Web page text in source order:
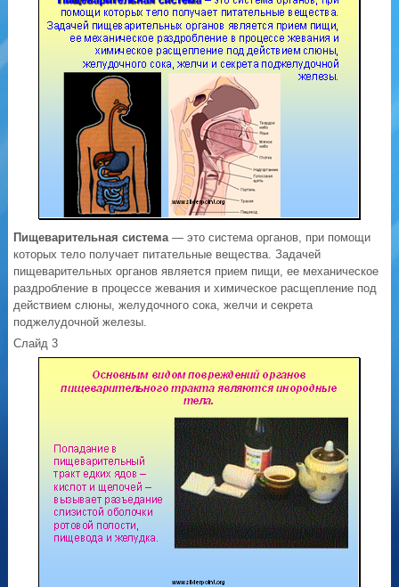
Пищеварительная система— это система органов, при помощи
которых тело получает питательные вещества. Задачей
пищеварительных органов является прием пищи, ее механическое
раздробление в процессе жевания и химическое расщепление под
действием слюны, желудочного сока, желчи и секрета
поджелудочной железы.
Слайд 3